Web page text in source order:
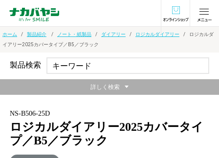
オンラインショ
ホーム 製品紹介 ノート・紙製品 ダイアリー ロジカルダイアリー
ロジカルダ
イアリー2025カバータイプ／B5／ブラック
NS-B506-25D
ロジカルダイアリー2025カバータイ
プ／B5／ブラック
製品検索
詳しく検索